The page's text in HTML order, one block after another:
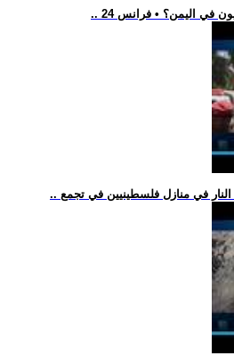
في منازل فلسطينيين في تجمع